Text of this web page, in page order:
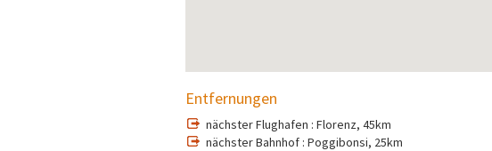
Entfernungen
nächster Flughafen : Florenz, 45km
nächster Bahnhof : Poggibonsi, 25km